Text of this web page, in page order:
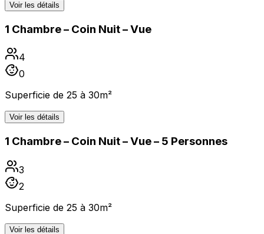
Voir les détails
1 Chambre – Coin Nuit – Vue
4
0
Superficie de 25 à 30m²
Voir les détails
1 Chambre – Coin Nuit – Vue – 5 Personnes
3
2
Superficie de 25 à 30m²
Voir les détails